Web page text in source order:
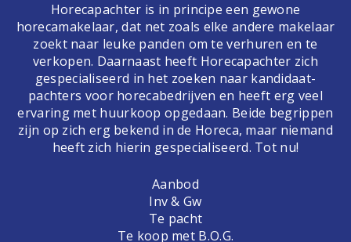
Horecapachter is in principe een gewone
horecamakelaar, dat net zoals elke andere makelaar
zoekt naar leuke panden om te verhuren en te
verkopen. Daarnaast heeft Horecapachter zich
gespecialiseerd in het zoeken naar kandidaat-
pachters voor horecabedrijven en heeft erg veel
ervaring met huurkoop opgedaan. Beide begrippen
zijn op zich erg bekend in de Horeca, maar niemand
heeft zich hierin gespecialiseerd. Tot nu!
Aanbod
Inv & Gw
Te pacht
Te koop met B.O.G.